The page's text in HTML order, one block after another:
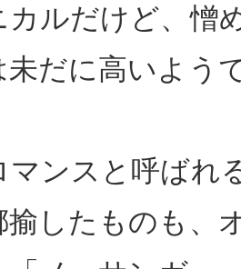
カルだけど、憎
未だに高いよう
マンスと呼ばれ
揄したものも、